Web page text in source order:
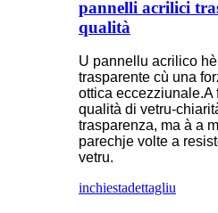
pannelli acrilici
qualità
U pannellu acrilico
trasparente cù una
ottica eccezziunale.A
qualità di vetru-
trasparenza, ma à a
parechje volte a
vetru.
inchiestadettagliu